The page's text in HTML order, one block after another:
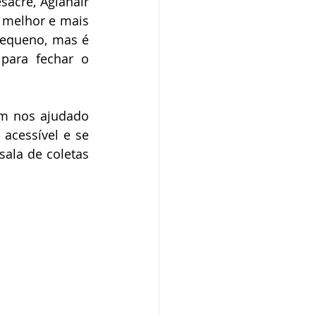
e mais
mas é
fechar o
nos ajudado
e se
de coletas